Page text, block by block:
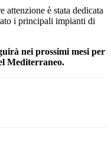
è stata dedicata
i principali impianti di
nei prossimi mesi per
Mediterraneo.